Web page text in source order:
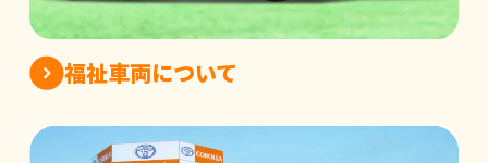
福祉車両について